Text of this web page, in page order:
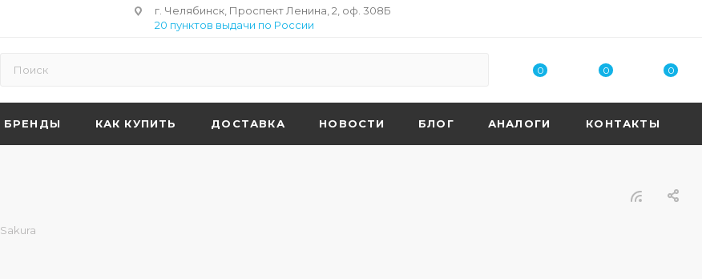
г. Челябинск, Проспект Ленина, 2, оф. 308Б
20 пунктов выдачи по России
0 0 0
БРЕНДЫ КАК КУПИТЬ ДОСТАВКА НОВОСТИ БЛОГ АНАЛОГИ КОНТАКТЫ
Sakura